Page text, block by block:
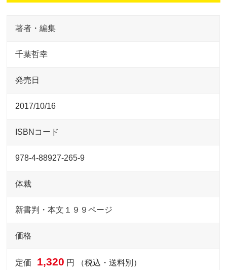
著者・編集
千葉哲幸
発売日
2017/10/16
ISBNコード
978-4-88927-265-9
体裁
新書判・本文１９９ページ
価格
定価 1,320 円 （税込・送料別）